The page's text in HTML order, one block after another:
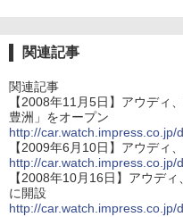
関連記事
関連記事
【2008年11月5日】アウディ
豊洲」をオープン
http://
【2009年6月10日】アウディ
http://
【2008年10月16日】アウデ
に開設
http://